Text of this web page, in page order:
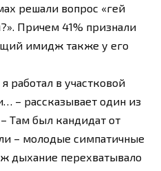
решали вопрос «гей
Причем 41% признали
имидж также у его
работал в участковой
– рассказывает один из
Там был кандидат от
– молодые симпатичные
дыхание перехватывало